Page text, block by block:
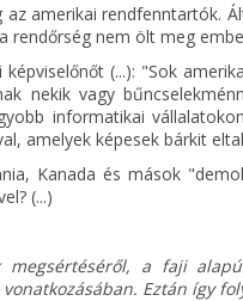
amerikai rendfenntartók.
rendőrség nem ölt meg
(...): "Sok
nekik vagy
informatikai
amelyek képesek bárkit
Kanada és mások
(...)
a faji
Eztán így